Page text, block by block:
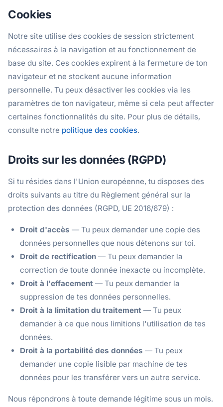
Cookies
Notre site utilise des cookies de session strictement
nécessaires à la navigation et au fonctionnement de
base du site. Ces cookies expirent à la fermeture de ton
navigateur et ne stockent aucune information
personnelle. Tu peux désactiver les cookies via les
paramètres de ton navigateur, même si cela peut affecter
certaines fonctionnalités du site. Pour plus de détails,
consulte notre politique des cookies.
Droits sur les données (RGPD)
Si tu résides dans l'Union européenne, tu disposes des
droits suivants au titre du Règlement général sur la
protection des données (RGPD, UE 2016/679) :
Droit d'accès — Tu peux demander une copie des
données personnelles que nous détenons sur toi.
Droit de rectification — Tu peux demander la
correction de toute donnée inexacte ou incomplète.
Droit à l'effacement — Tu peux demander la
suppression de tes données personnelles.
Droit à la limitation du traitement — Tu peux
demander à ce que nous limitions l'utilisation de tes
données.
Droit à la portabilité des données — Tu peux
demander une copie lisible par machine de tes
données pour les transférer vers un autre service.
Nous répondrons à toute demande légitime sous un mois.